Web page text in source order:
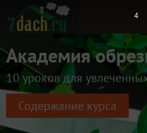
Академия
10 уроков для
Содержание курса
Дополнительная литература
Сейчас обсуждают
Для чего на секаторе зубцы?
2